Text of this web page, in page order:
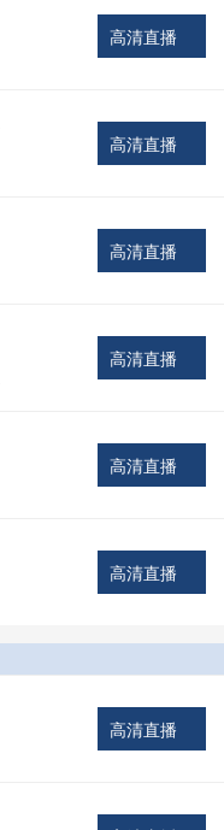
高清直播
高清直播
高清直播
高清直播
高清直播
高清直播
高清直播